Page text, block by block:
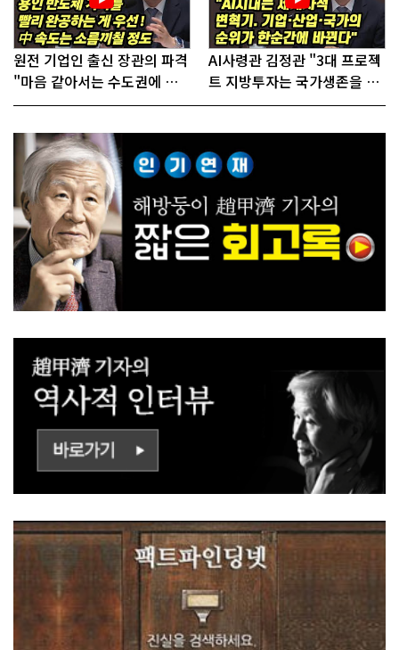
원전 기업인 출신 장관의 파격
"마음 같아서는 수도권에 원
전 짓고싶다"
AI사령관 김정관 "3대 프로젝
트 지방투자는 국가생존을 건
대전략"